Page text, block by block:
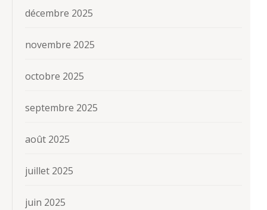
décembre 2025
novembre 2025
octobre 2025
septembre 2025
août 2025
juillet 2025
juin 2025